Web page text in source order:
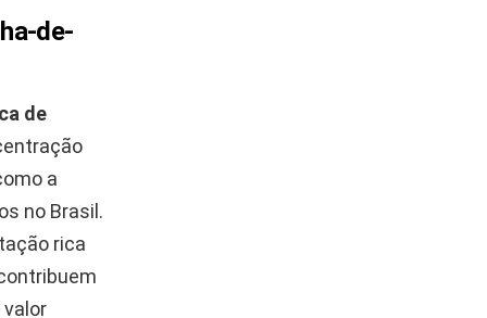
de-
de
a
no Brasil.
rica